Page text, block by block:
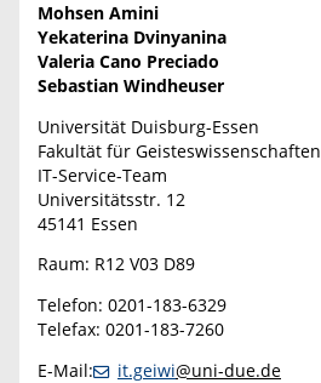
Mohsen Amini
Yekaterina Dvinyanina
Valeria Cano Preciado
Sebastian Windheuser
Universität Duisburg-Essen
Fakultät für Geisteswissenschaften
IT-Service-Team
Universitätsstr. 12
45141 Essen
Raum: R12 V03 D89
Telefon: 0201-183-6329
Telefax: 0201-183-7260
E-Mail:
it.geiwi@uni-due.de